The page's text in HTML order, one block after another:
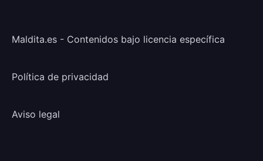
Maldita.es - Contenidos bajo licencia específica
Política de privacidad
Aviso legal